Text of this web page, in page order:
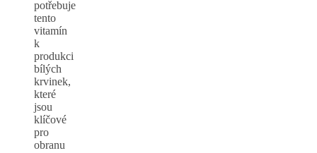
potřebuje
tento
vitamín
k
produkci
bílých
krvinek,
které
jsou
klíčové
pro
obranu